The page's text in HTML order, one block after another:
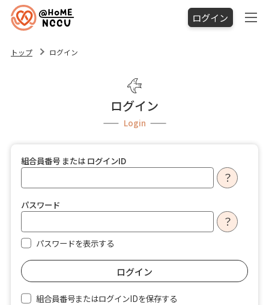
ログイン
トップ ログイン
ログイン
Login
組合員番号 または ログインID
？
パスワード
？
パスワードを表示する
組合員番号またはログインIDを保存する